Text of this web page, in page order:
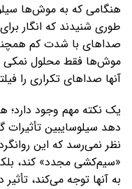
هنگامی که به موش‌ها
طوری شنیدند که انگار
صداهای با شدت کم
موش‌ها فقط محلول نمکی
آنها صداهای تکراری را
یک نکته مهم وجود
دهد سیلوسایبین تأثیرات
نظر نمی‌رسد که این
«سیم‌کشی مجدد» کند،
به آنها توجه می‌کند،